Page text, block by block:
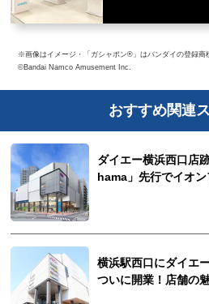
※画像はイメージ・「ガシャポン®」はバンダイの登録商
©Bandai Namco Amusement Inc.
おすすめ関連
ダイエー横浜西口店
hama」先行でイオン
横浜駅西口にダイエ
ついに開業！店舗の